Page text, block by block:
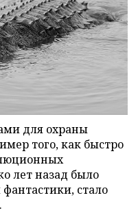
для охраны
того, как быстро
лет назад было
стало